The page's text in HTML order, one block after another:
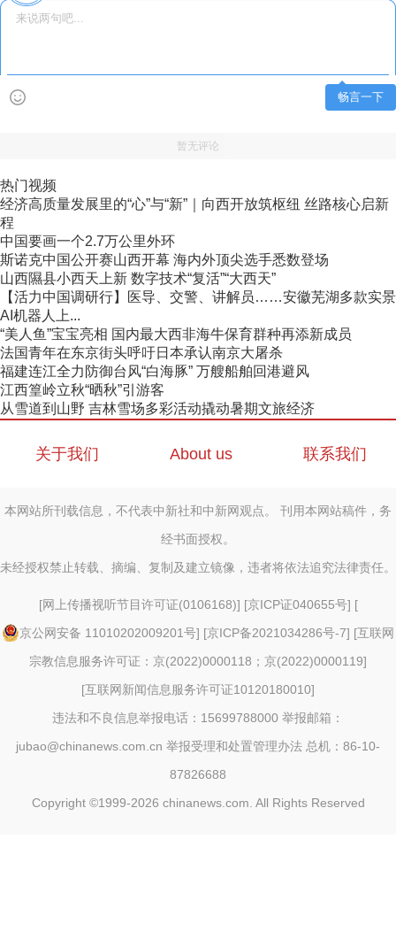
畅言一下
暂无评论
热门视频
经济高质量发展里的“心”与“新”｜向西开放筑枢纽 丝路核心启新
程
中国要画一个2.7万公里外环
斯诺克中国公开赛山西开幕 海内外顶尖选手悉数登场
山西隰县小西天上新 数字技术“复活”“大西天”
【活力中国调研行】医导、交警、讲解员……安徽芜湖多款实景
AI机器人上...
“美人鱼”宝宝亮相 国内最大西非海牛保育群种再添新成员
法国青年在东京街头呼吁日本承认南京大屠杀
福建连江全力防御台风“白海豚” 万艘船舶回港避风
江西篁岭立秋“晒秋”引游客
从雪道到山野 吉林雪场多彩活动撬动暑期文旅经济
关于我们 About us 联系我们
本网站所刊载信息，不代表中新社和中新网观点。 刊用本网站稿件，务
经书面授权。
未经授权禁止转载、摘编、复制及建立镜像，违者将依法追究法律责任。
[网上传播视听节目许可证(0106168)] [京ICP证040655号] [
京公网安备 11010202009201号] [京ICP备2021034286号-7] [互联网
宗教信息服务许可证：京(2022)0000118；京(2022)0000119]
[互联网新闻信息服务许可证10120180010]
违法和不良信息举报电话：15699788000 举报邮箱：
jubao@chinanews.com.cn 举报受理和处置管理办法 总机：86-10-
87826688
Copyright ©1999-2026 chinanews.com. All Rights Reserved